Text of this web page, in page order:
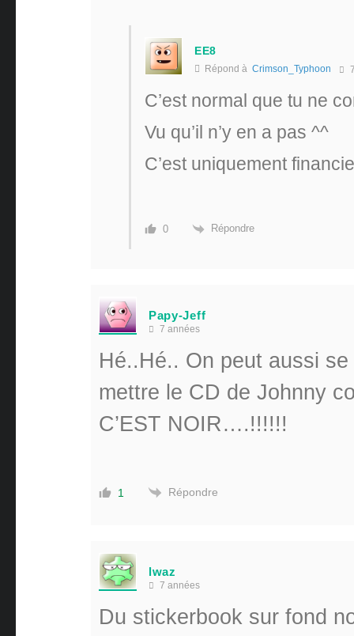
EE8
Répond à Crimson_Typhoon
C’est normal que tu ne
Vu qu’il n’y en a pas ^^
C’est uniquement
0 Répondre
Papy-Jeff
7 années
Hé..Hé.. On peut aussi
mettre le CD de Johnny
C’EST NOIR….!!!!!!
1 Répondre
lwaz
7 années
Du stickerbook sur fond